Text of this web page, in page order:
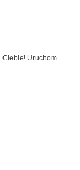
Ciebie! Uruchom